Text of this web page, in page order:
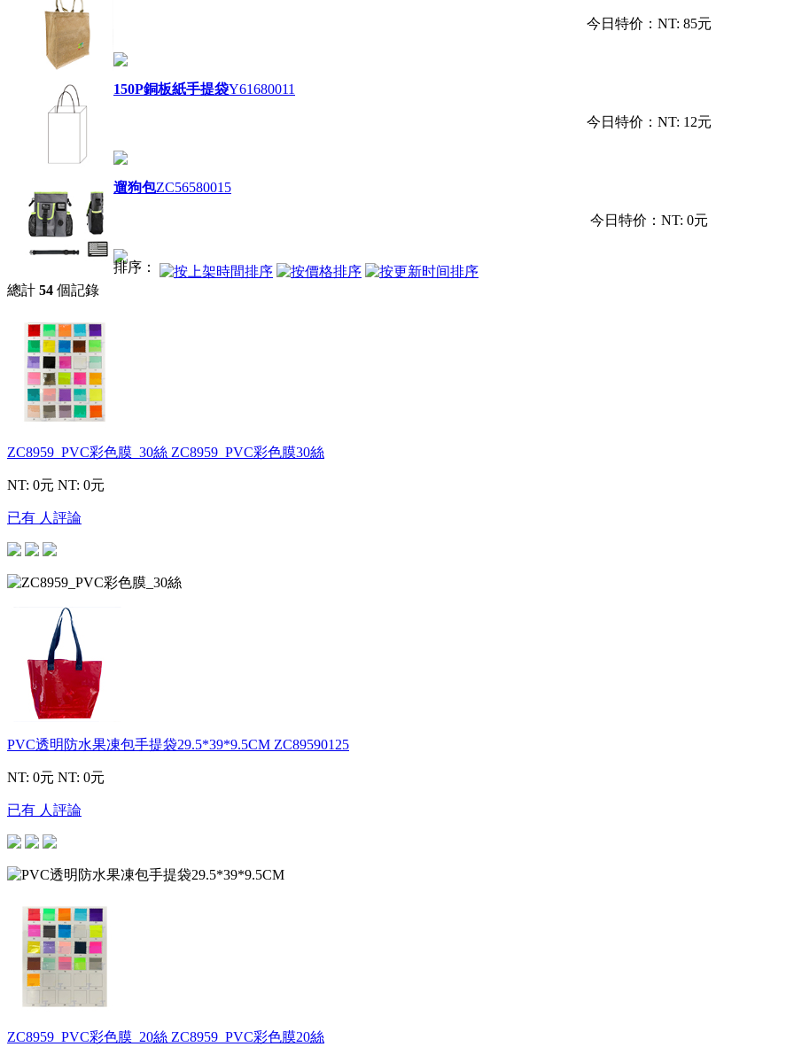
今日特价： NT: 85元
150P銅板紙手提袋Y61680011
今日特价： NT: 12元
遛狗包ZC56580015
今日特价： NT: 0元
排序：
總計 54 個記錄
ZC8959_PVC彩色膜_30絲 ZC8959_PVC彩色膜30絲
NT: 0元 NT: 0元
已有 人評論
PVC透明防水果凍包手提袋29.5*39*9.5CM ZC89590125
NT: 0元 NT: 0元
已有 人評論
ZC8959_PVC彩色膜_20絲 ZC8959_PVC彩色膜20絲